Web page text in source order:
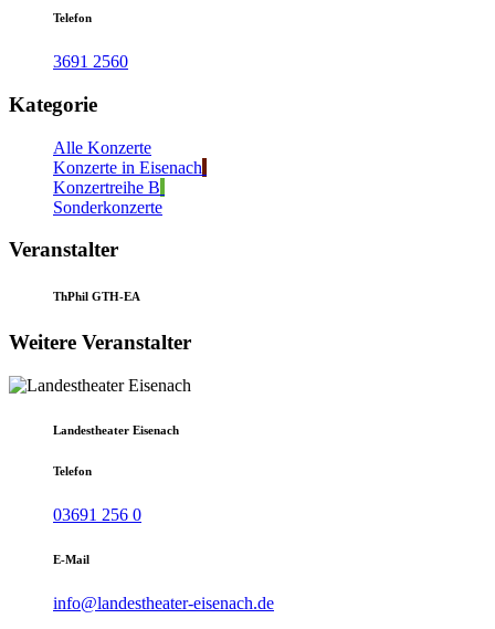
Telefon
3691 2560
Kategorie
Alle Konzerte
Konzerte in Eisenach
Konzertreihe B
Sonderkonzerte
Veranstalter
ThPhil GTH-EA
Weitere Veranstalter
Landestheater Eisenach
Telefon
03691 256 0
E-Mail
info@landestheater-eisenach.de